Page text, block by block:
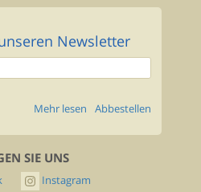
Newsletter
Abbestellen
Mehr lesen
SIE UNS
Instagram